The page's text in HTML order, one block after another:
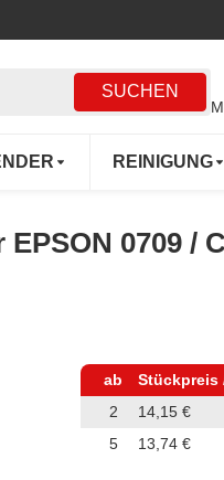
SUCHEN
REINIGUNG
0709 /
ab
Stückpreis
2
14,15 €
5
13,74 €